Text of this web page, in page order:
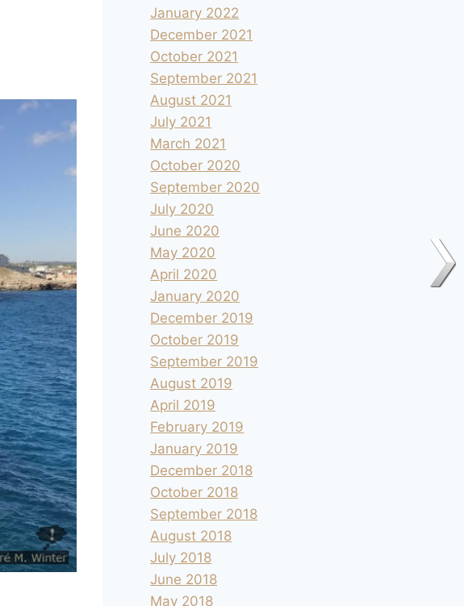
January 2022
December 2021
October 2021
September 2021
August 2021
July 2021
March 2021
October 2020
September 2020
July 2020
June 2020
May 2020
April 2020
January 2020
December 2019
October 2019
September 2019
August 2019
April 2019
February 2019
January 2019
December 2018
October 2018
September 2018
August 2018
July 2018
June 2018
May 2018